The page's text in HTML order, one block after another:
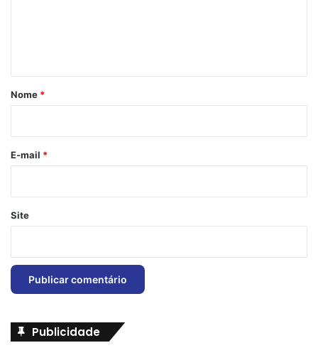
r
*
Nome *
E-mail *
Site
Publicidade